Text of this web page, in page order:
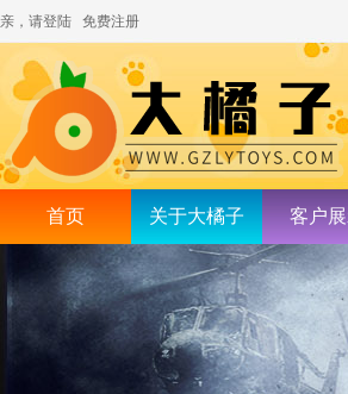
亲，请登陆 免费注册
首页 关于大橘子 客户